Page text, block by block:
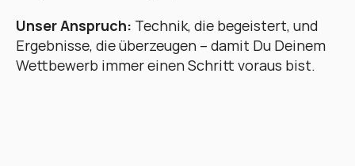
Unser Anspruch: Technik, die begeistert, und
Ergebnisse, die überzeugen – damit Du Deinem
Wettbewerb immer einen Schritt voraus bist.